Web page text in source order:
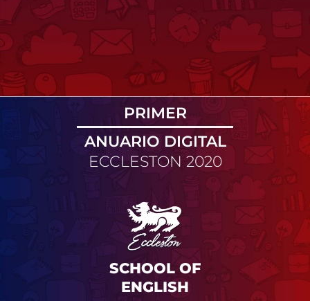
PRIMER
ANUARIO DIGITAL
ECCLESTON 2020
SCHOOL OF
ENGLISH